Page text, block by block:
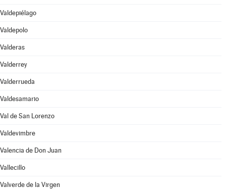
Valdepiélago
Valdepolo
Valderas
Valderrey
Valderrueda
Valdesamario
Val de San Lorenzo
Valdevimbre
Valencia de Don Juan
Vallecillo
Valverde de la Virgen